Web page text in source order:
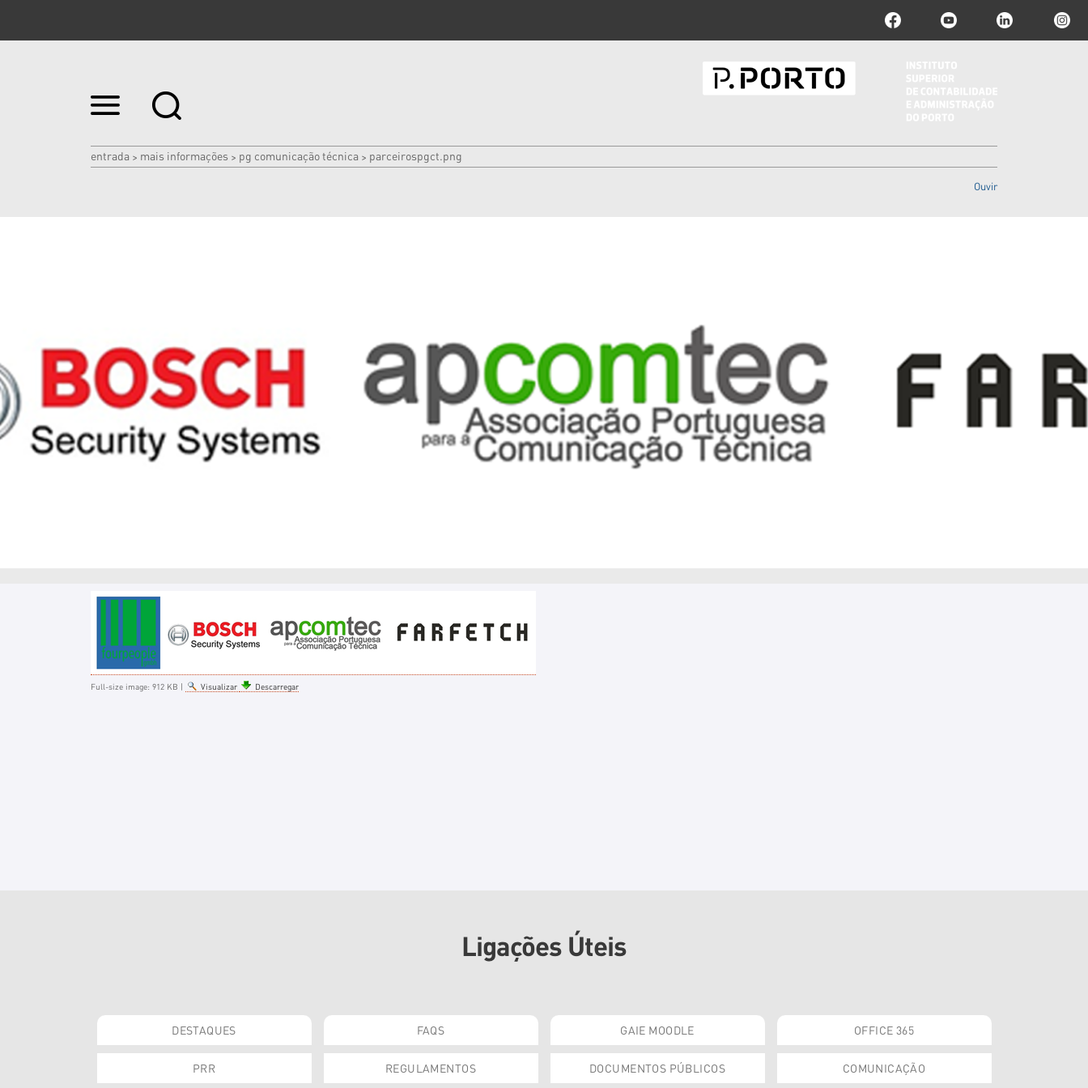
Ir
para
|
Ir
entrada > mais informações > pg comunicação técnica > parceirospgct.png
Ouvir
Full-size image: 912 KB | Visualizar Descarregar
Ligações Úteis
DESTAQUES FAQS GAIE MOODLE OFFICE 365
PRR REGULAMENTOS DOCUMENTOS PÚBLICOS COMUNICAÇÃO